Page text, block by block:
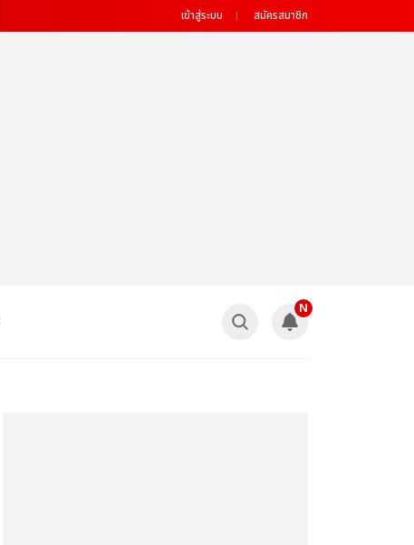
เข้าสู่ระบบ สมัครสมาชิก
N